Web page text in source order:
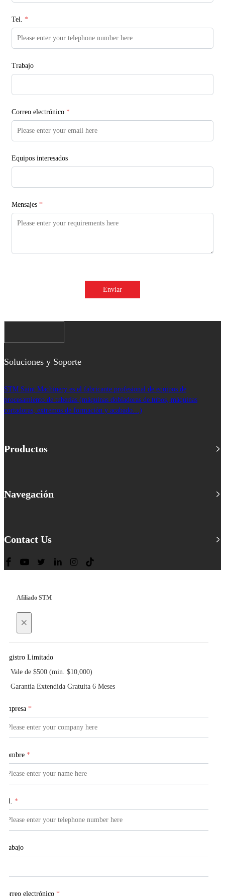
Tel. *
Trabajo
Correo electrónico *
Equipos interesados
Mensajes *
Enviar
Soluciones y Soporte
STM Saint Machinery es el fabricante profesional de equipos de
procesamiento de tuberías (máquinas dobladoras de tubos, máquinas
cortadoras, extremos de formación y acabado…)
Productos
Navegación
Contact Us
Afiliado STM
×
Registro Limitado
Vale de $500 (min. $10,000)
Garantía Extendida Gratuita 6 Meses
Empresa *
Nombre *
Tel. *
Trabajo
Correo electrónico *